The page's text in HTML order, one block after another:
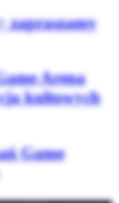
zapraszamy
Arena
kultowych
Game